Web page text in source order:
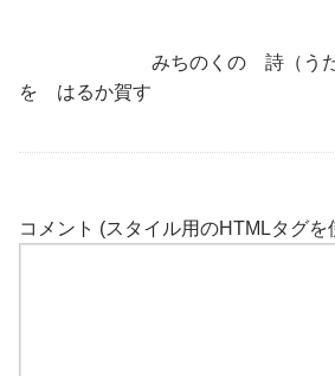
みちのくの 詩（うた）の
を はるか賀す
コメント (スタイル用のHTMLタグを